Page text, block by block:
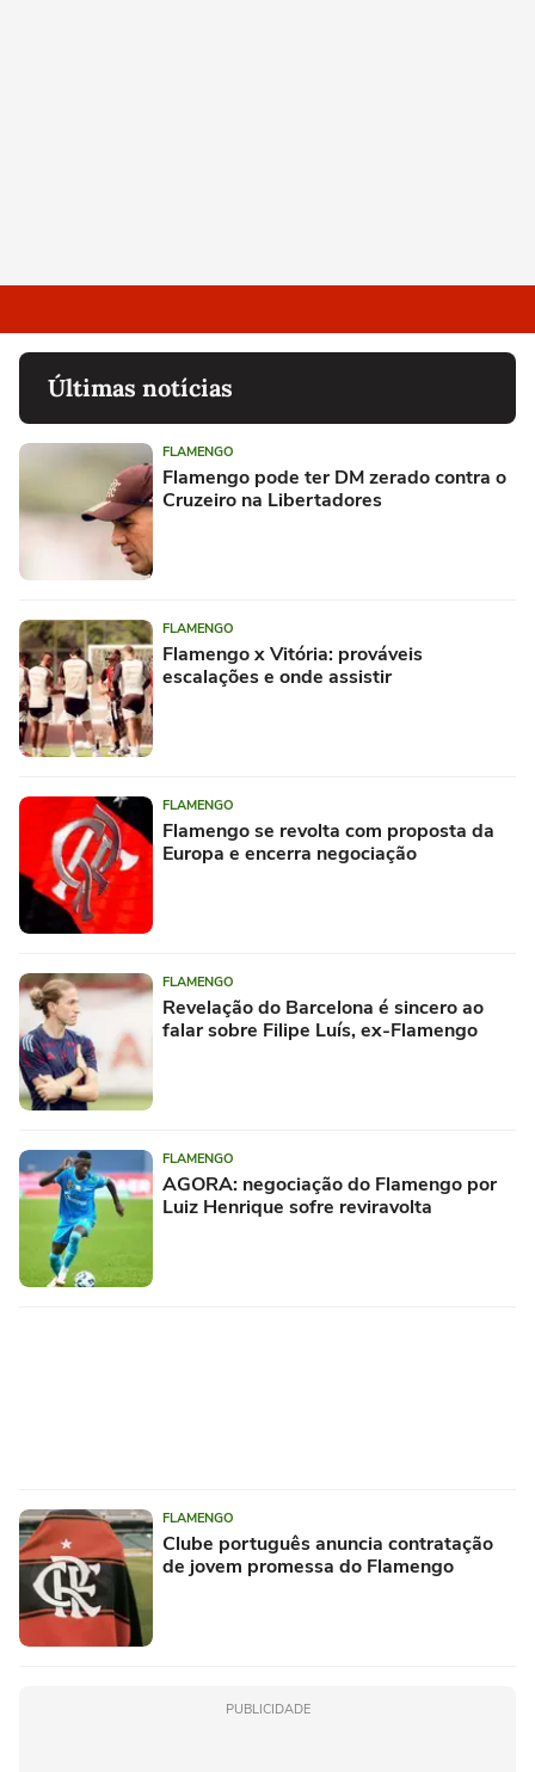
Últimas notícias
FLAMENGO
Flamengo pode ter DM zerado contra o
Cruzeiro na Libertadores
FLAMENGO
Flamengo x Vitória: prováveis
escalações e onde assistir
FLAMENGO
Flamengo se revolta com proposta da
Europa e encerra negociação
FLAMENGO
Revelação do Barcelona é sincero ao
falar sobre Filipe Luís, ex-Flamengo
FLAMENGO
AGORA: negociação do Flamengo por
Luiz Henrique sofre reviravolta
FLAMENGO
Clube português anuncia contratação
de jovem promessa do Flamengo
PUBLICIDADE